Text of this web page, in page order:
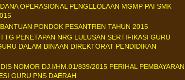
OPERASIONAL PENGELOLAAN MGMP PAI SMK
PONDOK PESANTREN TAHUN 2015
PENETAPAN NRG LULUSAN SERTIFIKASI GURU
DALAM BINAAN DIREKTORAT PENDIDIKAN
NOMOR DJ.I/HM.01/839/2015 PERIHAL PEMBAYARAN
GURU PNS DAERAH